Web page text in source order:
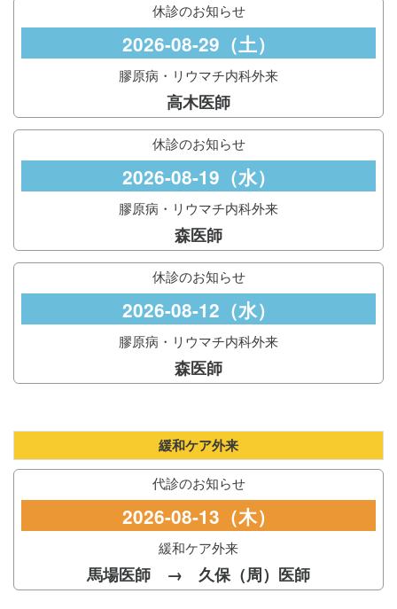
休診のお知らせ
2026-08-29（土）
膠原病・リウマチ内科外来
高木医師
休診のお知らせ
2026-08-19（水）
膠原病・リウマチ内科外来
森医師
休診のお知らせ
2026-08-12（水）
膠原病・リウマチ内科外来
森医師
緩和ケア外来
代診のお知らせ
2026-08-13（木）
緩和ケア外来
馬場医師 → 久保（周）医師